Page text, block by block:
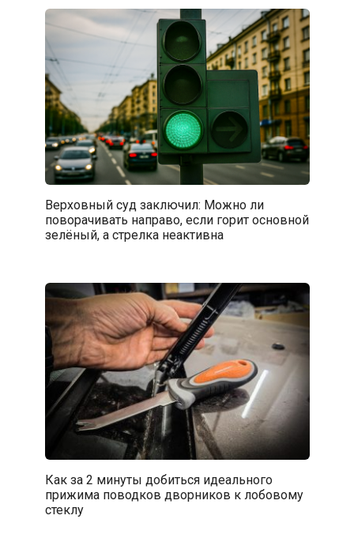
Верховный суд заключил: Можно ли
поворачивать направо, если горит основной
зелёный, а стрелка неактивна
Как за 2 минуты добиться идеального
прижима поводков дворников к лобовому
стеклу